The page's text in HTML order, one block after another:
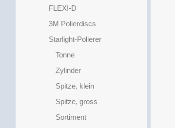
FLEXI-D
3M Polierdiscs
Starlight-Polierer
Tonne
Zylinder
Spitze, klein
Spitze, gross
Sortiment